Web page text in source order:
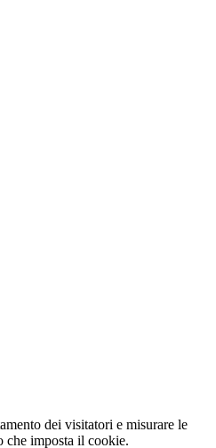
dei visitatori e misurare le
che imposta il cookie.